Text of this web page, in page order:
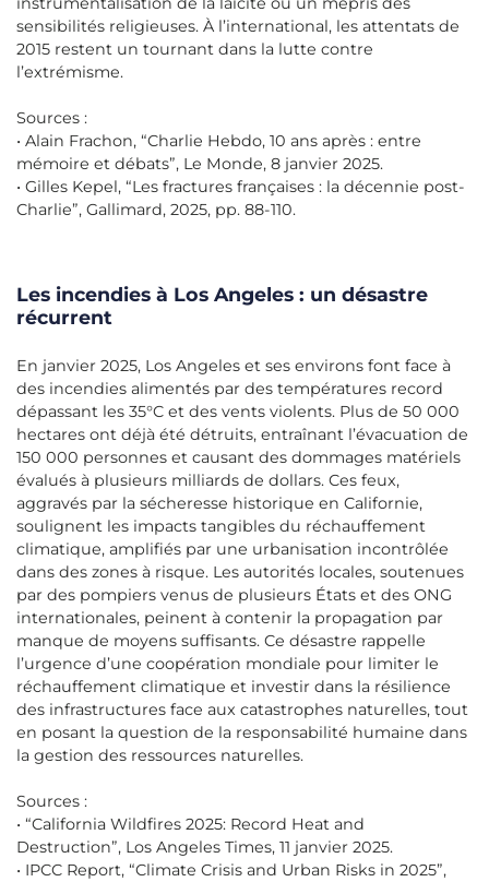
sensibilités religieuses. À l’international, les attentats de
2015 restent un tournant dans la lutte contre
l’extrémisme.
Sources :
• Alain Frachon, “Charlie Hebdo, 10 ans après : entre
mémoire et débats”, Le Monde, 8 janvier 2025.
• Gilles Kepel, “Les fractures françaises : la décennie post-
Charlie”, Gallimard, 2025, pp. 88-110.
Les incendies à Los Angeles : un désastre
récurrent
En janvier 2025, Los Angeles et ses environs font face à
des incendies alimentés par des températures record
dépassant les 35°C et des vents violents. Plus de 50 000
hectares ont déjà été détruits, entraînant l’évacuation de
150 000 personnes et causant des dommages matériels
évalués à plusieurs milliards de dollars. Ces feux,
aggravés par la sécheresse historique en Californie,
soulignent les impacts tangibles du réchauffement
climatique, amplifiés par une urbanisation incontrôlée
dans des zones à risque. Les autorités locales, soutenues
par des pompiers venus de plusieurs États et des ONG
internationales, peinent à contenir la propagation par
manque de moyens suffisants. Ce désastre rappelle
l’urgence d’une coopération mondiale pour limiter le
réchauffement climatique et investir dans la résilience
des infrastructures face aux catastrophes naturelles, tout
en posant la question de la responsabilité humaine dans
la gestion des ressources naturelles.
Sources :
• “California Wildfires 2025: Record Heat and
Destruction”, Los Angeles Times, 11 janvier 2025.
• IPCC Report, “Climate Crisis and Urban Risks in 2025”,